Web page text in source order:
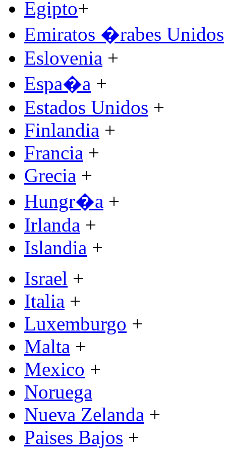
Egipto+
Emiratos �rabes Unidos
Eslovenia +
Espa�a +
Estados Unidos +
Finlandia +
Francia +
Grecia +
Hungr�a +
Irlanda +
Islandia +
Israel +
Italia +
Luxemburgo +
Malta +
Mexico +
Noruega
Nueva Zelanda +
Paises Bajos +